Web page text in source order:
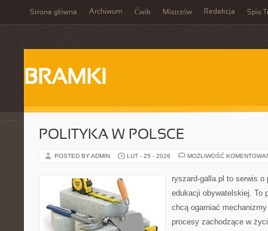
Strona główna Archiwum Ćwik Mistrzów Redakcja Spis
BRAMKI
POLITYKA W POLSCE
POSTED BY ADMIN LUT - 25 - 2026 MOŻLIWOŚĆ
ryszard-galla.pl to serwis
edukacji obywatelskiej. To
chcą ogarniać
procesy zachodzące w